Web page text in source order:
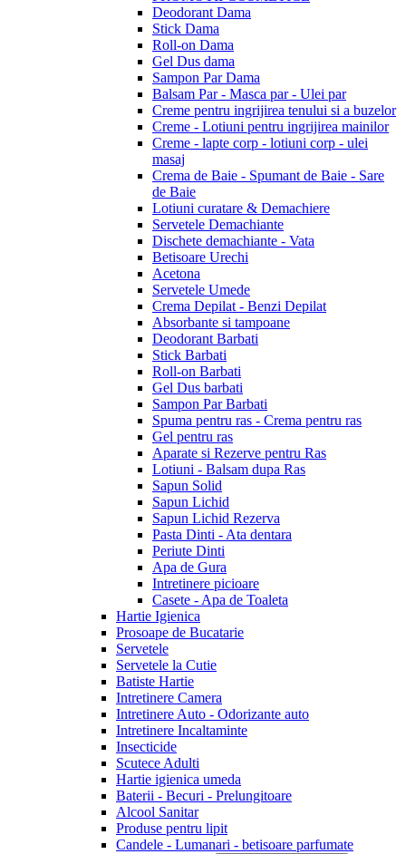
Deodorant Dama
Stick Dama
Roll-on Dama
Gel Dus dama
Sampon Par Dama
Balsam Par - Masca par - Ulei par
Creme pentru ingrijirea tenului si a buzelor
Creme - Lotiuni pentru ingrijirea mainilor
Creme - lapte corp - lotiuni corp - ulei
masaj
Crema de Baie - Spumant de Baie - Sare
de Baie
Lotiuni curatare & Demachiere
Servetele Demachiante
Dischete demachiante - Vata
Betisoare Urechi
Acetona
Servetele Umede
Crema Depilat - Benzi Depilat
Absorbante si tampoane
Deodorant Barbati
Stick Barbati
Roll-on Barbati
Gel Dus barbati
Sampon Par Barbati
Spuma pentru ras - Crema pentru ras
Gel pentru ras
Aparate si Rezerve pentru Ras
Lotiuni - Balsam dupa Ras
Sapun Solid
Sapun Lichid
Sapun Lichid Rezerva
Pasta Dinti - Ata dentara
Periute Dinti
Apa de Gura
Intretinere picioare
Casete - Apa de Toaleta
Hartie Igienica
Prosoape de Bucatarie
Servetele
Servetele la Cutie
Batiste Hartie
Intretinere Camera
Intretinere Auto - Odorizante auto
Intretinere Incaltaminte
Insecticide
Scutece Adulti
Hartie igienica umeda
Baterii - Becuri - Prelungitoare
Alcool Sanitar
Produse pentru lipit
Candele - Lumanari - betisoare parfumate